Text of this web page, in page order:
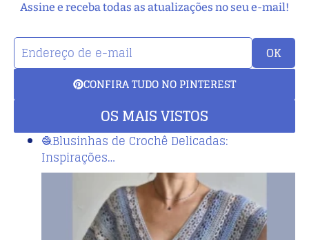
Assine e receba todas as atualizações no seu e-mail!
OK
CONFIRA TUDO NO PINTEREST
OS MAIS VISTOS
🧶Blusinhas de Crochê Delicadas:
Inspirações…